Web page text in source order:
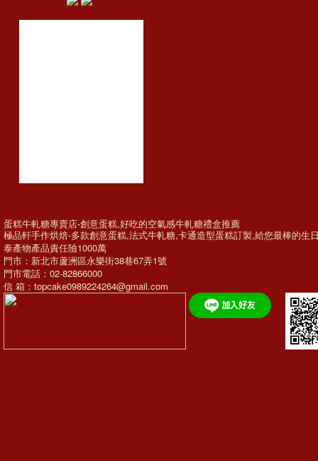
蛋糕牛軋糖專賣店-創意蛋糕,好吃的空氣感牛軋糖禮盒推薦
極品軒手作烘焙-多款創意蛋糕,法式牛軋糖,卡通造型蛋糕訂製,給您最棒的生
泰產物產品責任險1000萬
門市：新北市蘆洲區永樂街38巷67弄1號
門市電話：02-82866000
信 箱：topcake0989224264@gmail.com